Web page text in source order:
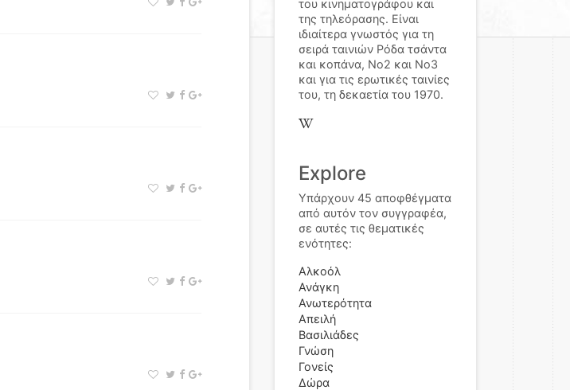
του κινηματογράφου και
της τηλεόρασης. Είναι
ιδιαίτερα γνωστός για τη
σειρά ταινιών Ρόδα τσάντα
και κοπάνα, Νο2 και Νο3
και για τις ερωτικές ταινίες
του, τη δεκαετία του 1970.
Explore
Υπάρχουν 45 αποφθέγματα
από αυτόν τον συγγραφέα,
σε αυτές τις θεματικές
ενότητες:
Αλκοόλ
Ανάγκη
Ανωτερότητα
Απειλή
Βασιλιάδες
Γνώση
Γονείς
Δώρα